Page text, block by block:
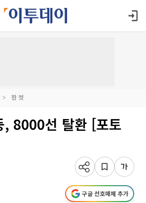
한 컷
, 8000선 탈환 [포토
구글 선호매체 추가